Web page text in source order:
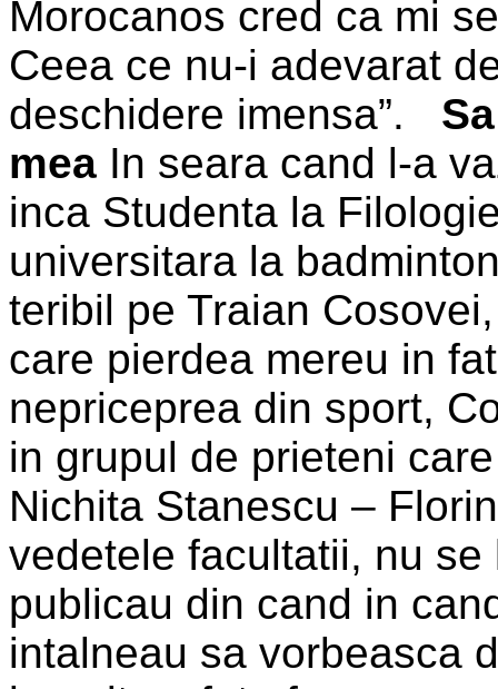
Morocanos cred ca mi
Ceea ce nu-i adevarat
deschidere imensa”.
mea In seara cand l-a
inca Studenta la
universitara la
teribil pe Traian
care pierdea mereu in
nepriceprea din sport,
in grupul de prieteni
Nichita Stanescu –
vedetele facultatii, nu
publicau din cand in
intalneau sa vorbeasca